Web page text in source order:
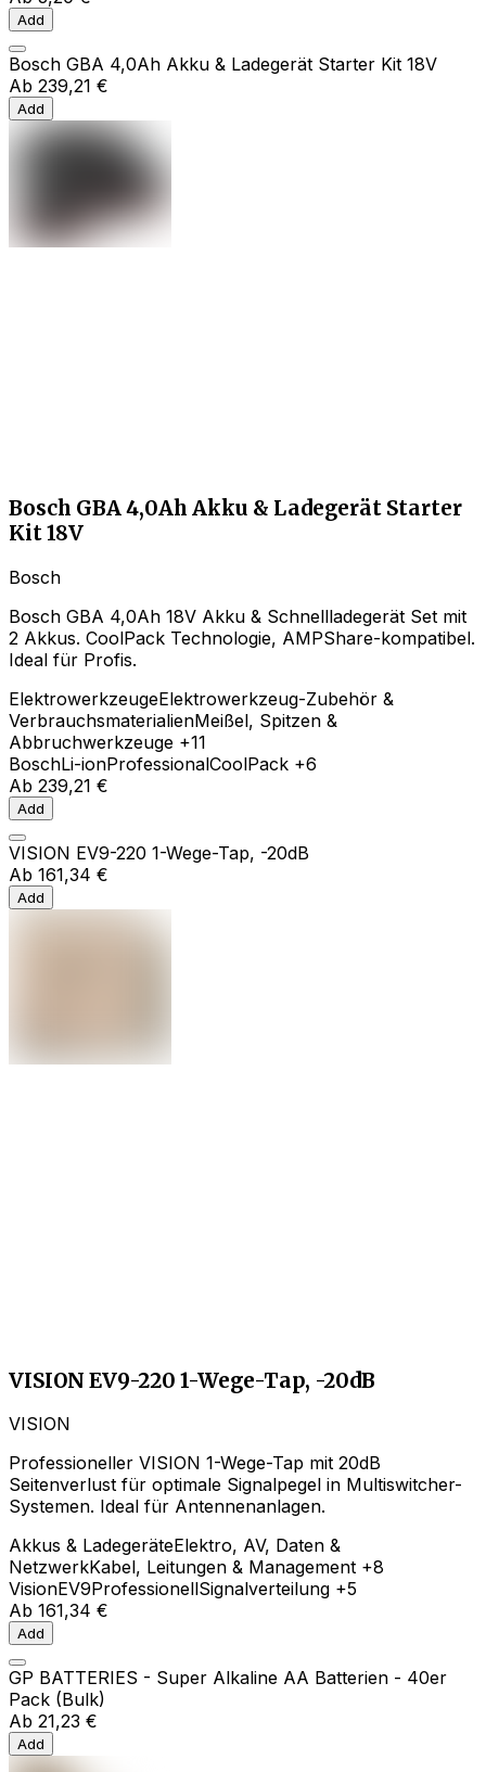
Add
Bosch GBA 4,0Ah Akku & Ladegerät Starter Kit 18V
Ab 239,21 €
Add
Bosch GBA 4,0Ah Akku & Ladegerät Starter
Kit 18V
Bosch
Bosch GBA 4,0Ah 18V Akku & Schnellladegerät Set mit
2 Akkus. CoolPack Technologie, AMPShare-kompatibel.
Ideal für Profis.
ElektrowerkzeugeElektrowerkzeug-Zubehör &
VerbrauchsmaterialienMeißel, Spitzen &
Abbruchwerkzeuge +11
BoschLi-ionProfessionalCoolPack +6
Ab 239,21 €
Add
VISION EV9-220 1-Wege-Tap, -20dB
Ab 161,34 €
Add
VISION EV9-220 1-Wege-Tap, -20dB
VISION
Professioneller VISION 1-Wege-Tap mit 20dB
Seitenverlust für optimale Signalpegel in Multiswitcher-
Systemen. Ideal für Antennenanlagen.
Akkus & LadegeräteElektro, AV, Daten &
NetzwerkKabel, Leitungen & Management +8
VisionEV9ProfessionellSignalverteilung +5
Ab 161,34 €
Add
GP BATTERIES - Super Alkaline AA Batterien - 40er
Pack (Bulk)
Ab 21,23 €
Add